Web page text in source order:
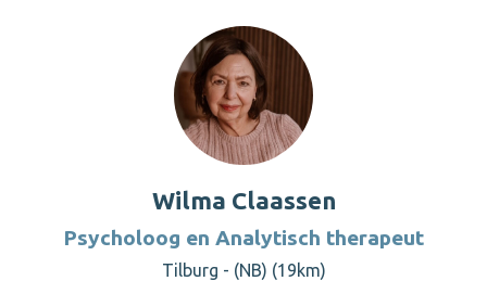
Wilma Claassen
Psycholoog en Analytisch therapeut
Tilburg - (NB) (19km)